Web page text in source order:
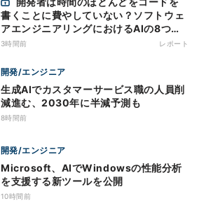
書くことに費やしていない？ソフトウェ
アエンジニアリングにおけるAIの8つの
神話への賛否
3時間前 レポート
開発/エンジニア
生成AIでカスタマーサービス職の人員削
減進む、2030年に半減予測も
8時間前
開発/エンジニア
Microsoft、AIでWindowsの性能分析
を支援する新ツールを公開
10時間前